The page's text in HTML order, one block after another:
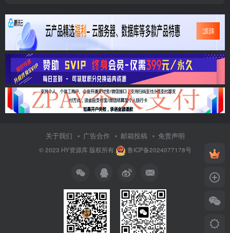
关于我们 广告合作 邮箱投稿 免责声明
© 2023 HY资源库版权所有 鲁ICP备2024077178号